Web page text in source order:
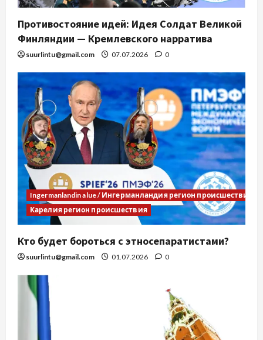
Противостояние идей: Идея Солдат Великой
Финляндии — Кремлевского нарратива
suurlintu@gmail.com 07.07.2026 0
Ingermanlandin alue / Ингерманландия регион происшествия
Карелия регион происшествия
Кто будет бороться с этносепаратистами?
suurlintu@gmail.com 01.07.2026 0